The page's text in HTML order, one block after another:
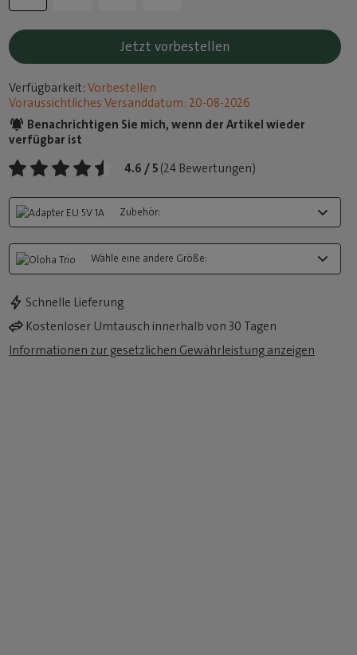
Jetzt vorbestellen
Verfügbarkeit: Vorbestellen
Voraussichtliches Versanddatum: 20-08-2026
Benachrichtigen Sie mich, wenn der Artikel wieder
verfügbar ist
4.6 / 5 (24 Bewertungen)
Zubehör:
Wähle eine andere Größe:
Schnelle Lieferung
Kostenloser Umtausch innerhalb von 30 Tagen
Informationen zur gesetzlichen Gewährleistung anzeigen